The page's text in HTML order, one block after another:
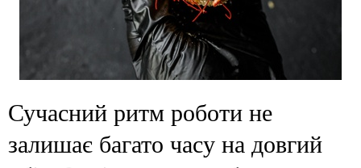
Сучасний ритм роботи не
залишає багато часу на довгий